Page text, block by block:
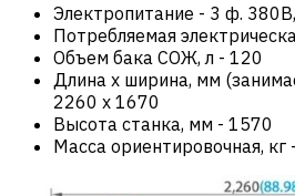
Электропитание - 3 ф.
Потребляемая
Объем бака СОЖ, л - 120
Длина х ширина, мм
2260 x 1670
Высота станка, мм - 1570
Масса ориентировочная, кг -